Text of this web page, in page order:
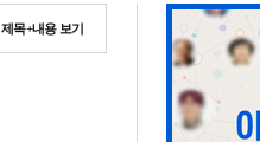
제목+내용 보기